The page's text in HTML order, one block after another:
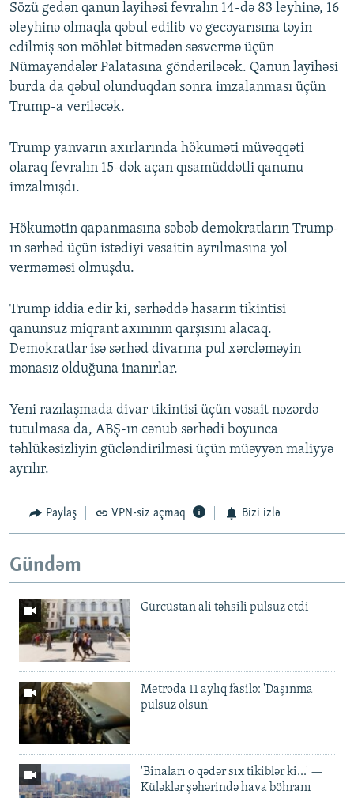
Sözü gedən qanun layihəsi fevralın 14-də 83 leyhinə, 16
əleyhinə olmaqla qəbul edilib və gecəyarısına təyin
edilmiş son möhlət bitmədən səsvermə üçün
Nümayəndələr Palatasına göndəriləcək. Qanun layihəsi
burda da qəbul olunduqdan sonra imzalanması üçün
Trump-a veriləcək.
Trump yanvarın axırlarında hökuməti müvəqqəti
olaraq fevralın 15-dək açan qısamüddətli qanunu
imzalmışdı.
Hökumətin qapanmasına səbəb demokratların Trump-
ın sərhəd üçün istədiyi vəsaitin ayrılmasına yol
verməməsi olmuşdu.
Trump iddia edir ki, sərhəddə hasarın tikintisi
qanunsuz miqrant axınının qarşısını alacaq.
Demokratlar isə sərhəd divarına pul xərcləməyin
mənasız olduğuna inanırlar.
Yeni razılaşmada divar tikintisi üçün vəsait nəzərdə
tutulmasa da, ABŞ-ın cənub sərhədi boyunca
təhlükəsizliyin gücləndirilməsi üçün müəyyən maliyyə
ayrılır.
Paylaş VPN-siz açmaq Bizi izlə
Gündəm
Gürcüstan ali təhsili pulsuz etdi
Metroda 11 aylıq fasilə: 'Daşınma
pulsuz olsun'
'Binaları o qədər sıx tikiblər ki...' —
Küləklər şəhərində hava böhranı